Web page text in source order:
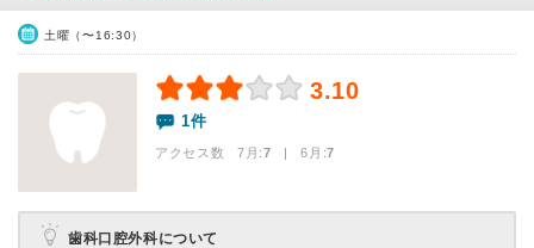
土曜（〜16:30）
3.10
1件
アクセス数 7月:7 | 6月:7
歯科口腔外科について